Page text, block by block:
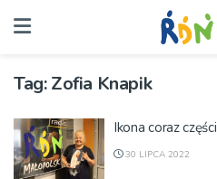
Tag:Zofia Knapik
Ikona coraz
30 LIPCA 2022